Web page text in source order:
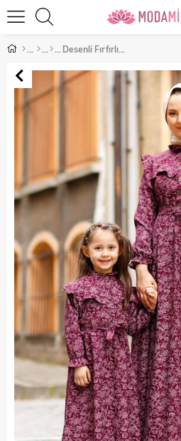
Desenli Fırfırlı Çocuk Elbise Mürdüm 10685